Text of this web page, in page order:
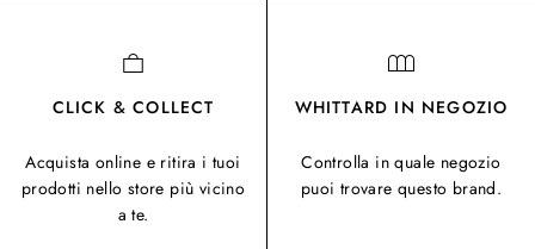
CLICK & COLLECT
Acquista online e ritira i tuoi
prodotti nello store più vicino
a te.
WHITTARD IN NEGOZIO
Controlla in quale negozio
puoi trovare questo brand.